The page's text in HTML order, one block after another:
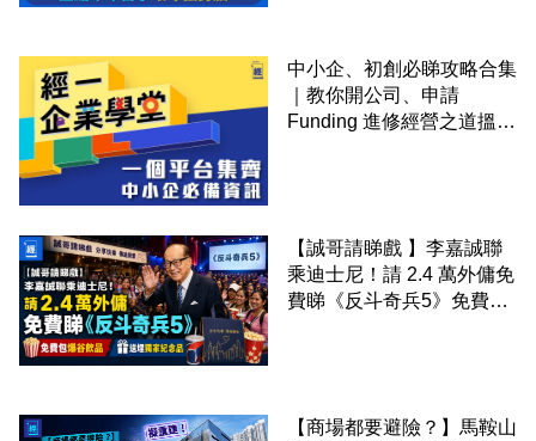
中小企、初創必睇攻略合集
｜教你開公司、申請
Funding 進修經營之道搵大
【誠哥請睇戲 】李嘉誠聯
乘迪士尼！請 2.4 萬外傭免
費睇《反斗奇兵5》免費包
【商場都要避險？】馬鞍山